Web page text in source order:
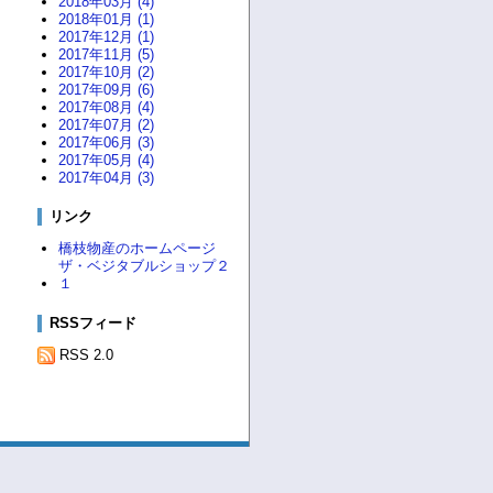
2018年01月 (1)
2017年12月 (1)
2017年11月 (5)
2017年10月 (2)
2017年09月 (6)
2017年08月 (4)
2017年07月 (2)
2017年06月 (3)
2017年05月 (4)
2017年04月 (3)
リンク
橋枝物産のホームページ
ザ・ベジタブルショップ２
１
RSSフィード
RSS 2.0